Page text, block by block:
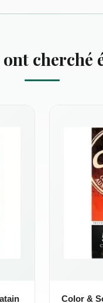
cherché
Color &